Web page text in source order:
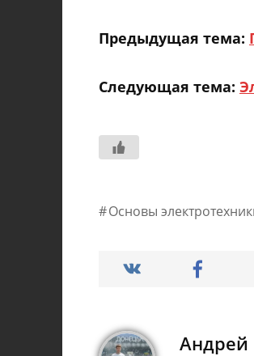
Предыдущая тема:
Следующая тема:
Основы
Андрей